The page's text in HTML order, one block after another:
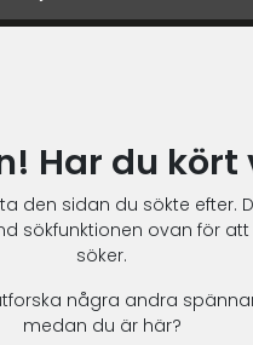
Har du kört
den sidan du sökte efter.
sökfunktionen ovan för
söker.
några andra
medan du är här?